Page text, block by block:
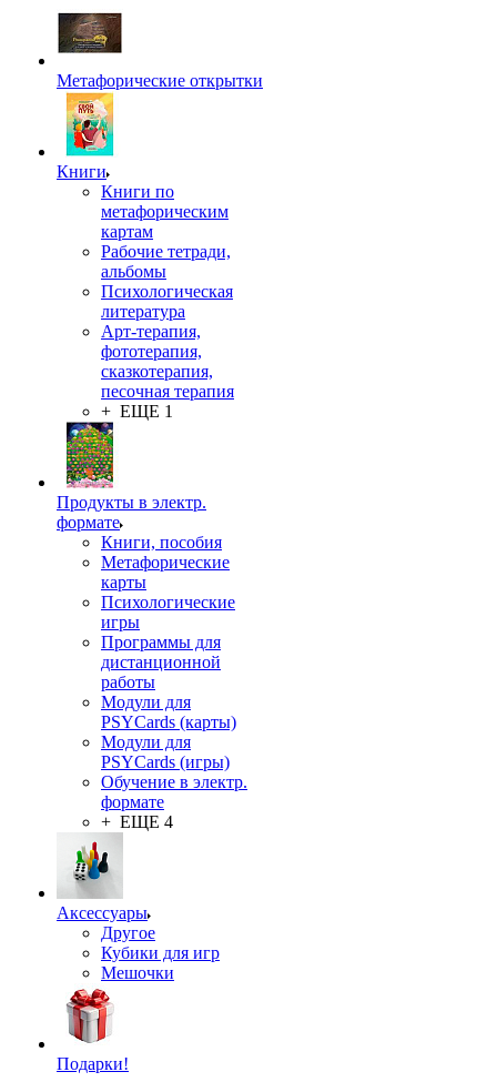
Метафорические открытки
Книги
Книги по
метафорическим
картам
Рабочие тетради,
альбомы
Психологическая
литература
Арт-терапия,
фототерапия,
сказкотерапия,
песочная терапия
+ ЕЩЕ 1
Продукты в электр.
формате
Книги, пособия
Метафорические
карты
Психологические
игры
Программы для
дистанционной
работы
Модули для
PSYCards (карты)
Модули для
PSYCards (игры)
Обучение в электр.
формате
+ ЕЩЕ 4
Аксессуары
Другое
Кубики для игр
Мешочки
Подарки!